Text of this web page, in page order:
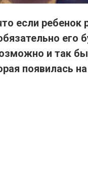
если ребенок
его
и так
появилась